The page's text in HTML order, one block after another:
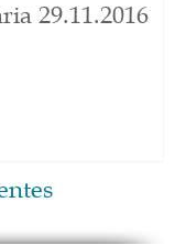
29.11.2016